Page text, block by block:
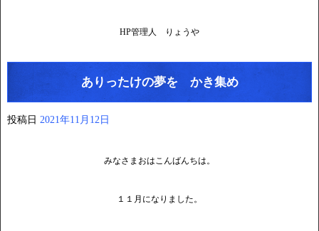
HP管理人 りょうや
ありったけの夢を かき集め
投稿日 2021年11月12日
みなさまおはこんばんちは。
１１月になりました。